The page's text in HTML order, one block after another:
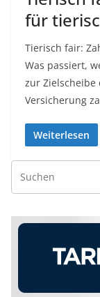
für
Tierisch fair:
Was passiert,
zur Zielscheibe
Versicherung
Weiterlesen